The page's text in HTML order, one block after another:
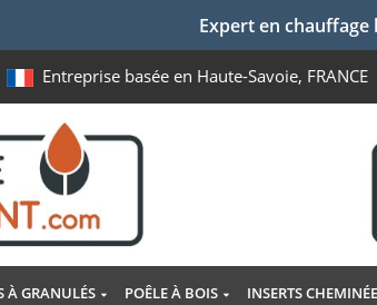
Expert en chauffage
Entreprise basée en Haute-Savoie, FRANCE
À GRANULÉS POÊLE À BOIS INSERTS